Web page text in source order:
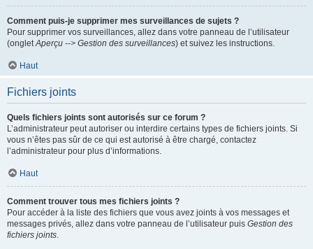
Comment puis-je supprimer mes surveillances de sujets ?
Pour supprimer vos surveillances, allez dans votre panneau de l’utilisateur
(ongletAperçu --> Gestion des surveillances) et suivez les instructions.
Haut
Fichiers joints
Quels fichiers joints sont autorisés sur ce forum ?
L’administrateur peut autoriser ou interdire certains types de fichiers joints. Si
vous n’êtes pas sûr de ce qui est autorisé à être chargé, contactez
l’administrateur pour plus d’informations.
Haut
Comment trouver tous mes fichiers joints ?
Pour accéder à la liste des fichiers que vous avez joints à vos messages et
messages privés, allez dans votre panneau de l’utilisateur puis Gestion des
fichiers joints.